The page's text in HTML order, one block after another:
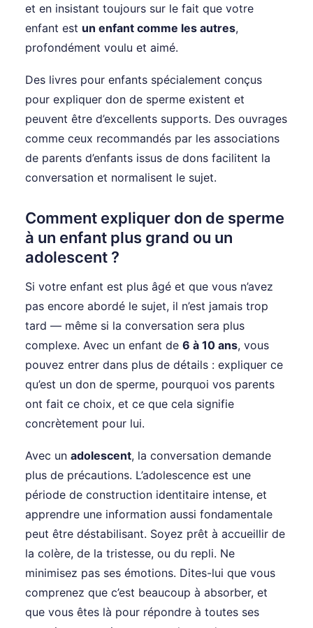
et en insistant toujours sur le fait que votre
enfant est un enfant comme les autres,
profondément voulu et aimé.
Des livres pour enfants spécialement conçus
pour expliquer don de sperme existent et
peuvent être d’excellents supports. Des ouvrages
comme ceux recommandés par les associations
de parents d’enfants issus de dons facilitent la
conversation et normalisent le sujet.
Comment expliquer don de sperme
à un enfant plus grand ou un
adolescent ?
Si votre enfant est plus âgé et que vous n’avez
pas encore abordé le sujet, il n’est jamais trop
tard — même si la conversation sera plus
complexe. Avec un enfant de 6 à 10 ans, vous
pouvez entrer dans plus de détails : expliquer ce
qu’est un don de sperme, pourquoi vos parents
ont fait ce choix, et ce que cela signifie
concrètement pour lui.
Avec un adolescent, la conversation demande
plus de précautions. L’adolescence est une
période de construction identitaire intense, et
apprendre une information aussi fondamentale
peut être déstabilisant. Soyez prêt à accueillir de
la colère, de la tristesse, ou du repli. Ne
minimisez pas ses émotions. Dites-lui que vous
comprenez que c’est beaucoup à absorber, et
que vous êtes là pour répondre à toutes ses